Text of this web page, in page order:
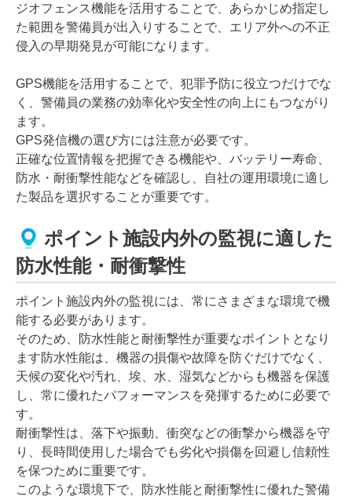
ジオフェンス機能を活用することで、あらかじめ指定し
た範囲を警備員が出入りすることで、エリア外への不正
侵入の早期発見が可能になります。
GPS機能を活用することで、犯罪予防に役立つだけでな
く、警備員の業務の効率化や安全性の向上にもつながり
ます。
GPS発信機の選び方には注意が必要です。
正確な位置情報を把握できる機能や、バッテリー寿命、
防水・耐衝撃性能などを確認し、自社の運用環境に適し
た製品を選択することが重要です。
ポイント施設内外の監視に適した
防水性能・耐衝撃性
ポイント施設内外の監視には、常にさまざまな環境で機
能する必要があります。
そのため、防水性能と耐衝撃性が重要なポイントとなり
ます防水性能は、機器の損傷や故障を防ぐだけでなく、
天候の変化や汚れ、埃、水、湿気などからも機器を保護
し、常に優れたパフォーマンスを発揮するために必要で
す。
耐衝撃性は、落下や振動、衝突などの衝撃から機器を守
り、長時間使用した場合でも劣化や損傷を回避し信頼性
を保つために重要です。
このような環境下で、防水性能と耐衝撃性に優れた警備